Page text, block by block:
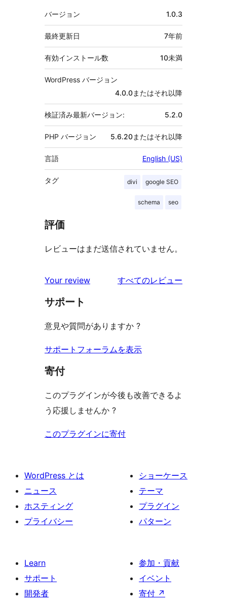
メ
タ
バージョン 1.0.3
最終更新日 7年前
有効インストール数 10未満
WordPress バージョン
4.0.0またはそれ以降
検証済み最新バージョン: 5.2.0
PHP バージョン 5.6.20またはそれ以降
言語 English (US)
タグ divi google SEO
schema seo
評価
レビューはまだ送信されていません。
Your review すべてのレビュー
サポート
意見や質問がありますか ?
サポートフォーラムを表示
寄付
このプラグインが今後も改善できるよ
う応援しませんか ?
このプラグインに寄付
WordPress とは
ニュース
ホスティング
プライバシー
ショーケース
テーマ
プラグイン
パターン
Learn
サポート
開発者
参加・貢献
イベント
寄付 ↗